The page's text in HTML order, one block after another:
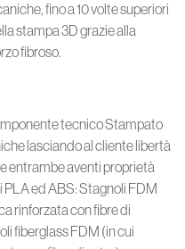
fino a 10 volte superiori
stampa 3D grazie alla
fibroso.
tecnico Stampato
lasciando al cliente libertà
entrambe aventi proprietà
ed ABS: Stagnoli FDM
rinforzata con fibre di
fiberglass FDM (in cui